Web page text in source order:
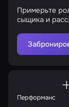
Примерьте
сыщика и
Шерлоку людей
Перформанс